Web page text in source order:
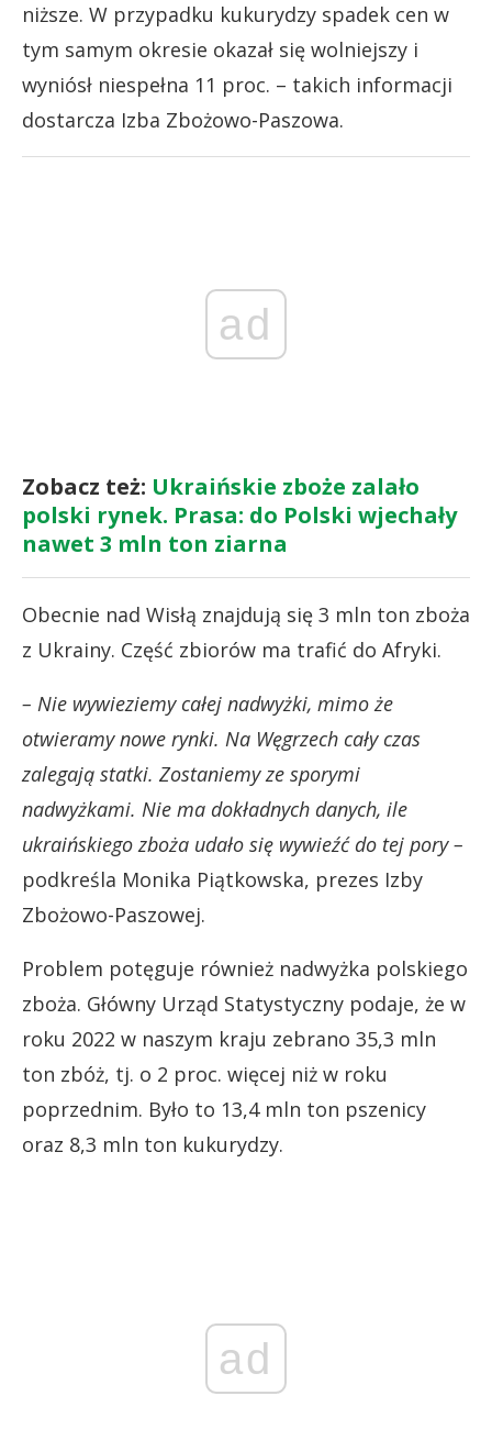
niższe. W przypadku kukurydzy spadek cen w
tym samym okresie okazał się wolniejszy i
wyniósł niespełna 11 proc. – takich informacji
dostarcza Izba Zbożowo-Paszowa.
ad
Zobacz też: Ukraińskie zboże zalało
polski rynek. Prasa: do Polski wjechały
nawet 3 mln ton ziarna
Obecnie nad Wisłą znajdują się 3 mln ton zboża
z Ukrainy. Część zbiorów ma trafić do Afryki.
– Nie wywieziemy całej nadwyżki, mimo że
otwieramy nowe rynki. Na Węgrzech cały czas
zalegają statki. Zostaniemy ze sporymi
nadwyżkami. Nie ma dokładnych danych, ile
ukraińskiego zboża udało się wywieźć do tej pory –
podkreśla Monika Piątkowska, prezes Izby
Zbożowo-Paszowej.
Problem potęguje również nadwyżka polskiego
zboża. Główny Urząd Statystyczny podaje, że w
roku 2022 w naszym kraju zebrano 35,3 mln
ton zbóż, tj. o 2 proc. więcej niż w roku
poprzednim. Było to 13,4 mln ton pszenicy
oraz 8,3 mln ton kukurydzy.
ad